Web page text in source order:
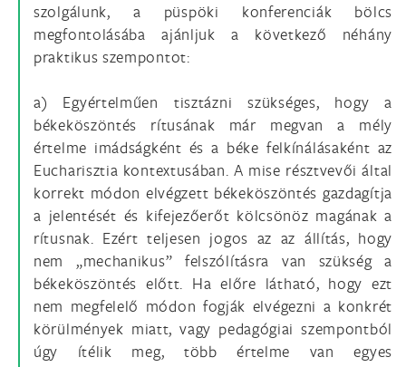
szolgálunk, a püspöki konferenciák bölcs
megfontolásába ajánljuk a következő néhány
praktikus szempontot:
a) Egyértelműen tisztázni szükséges, hogy a
békeköszöntés rítusának már megvan a mély
értelme imádságként és a béke felkínálásaként az
Eucharisztia kontextusában. A mise résztvevői által
korrekt módon elvégzett békeköszöntés gazdagítja
a jelentését és kifejezőerőt kölcsönöz magának a
rítusnak. Ezért teljesen jogos az az állítás, hogy
nem „mechanikus” felszólításra van szükség a
békeköszöntés előtt. Ha előre látható, hogy ezt
nem megfelelő módon fogják elvégezni a konkrét
körülmények miatt, vagy pedagógiai szempontból
úgy ítélik meg, több értelme van egyes